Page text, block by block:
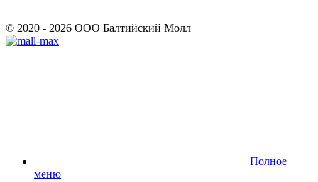
© 2020 - 2026 ООО Балтийский Молл
Полное
меню